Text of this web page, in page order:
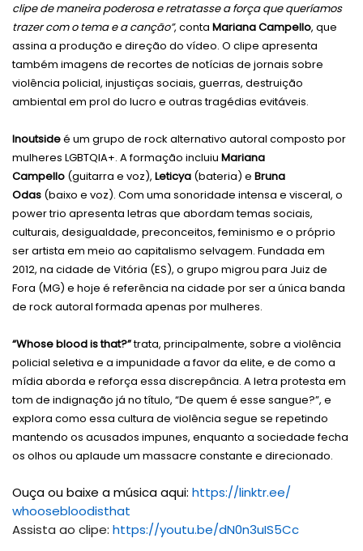
clipe de maneira poderosa e retratasse a força que queríamos
trazer com o tema e a canção”, conta Mariana Campello, que
assina a produção e direção do vídeo. O clipe apresenta
também imagens de recortes de notícias de jornais sobre
violência policial, injustiças sociais, guerras, destruição
ambiental em prol do lucro e outras tragédias evitáveis.
Inoutsideé um grupo de rock alternativo autoral composto por
mulheres LGBTQIA+. A formação incluiu Mariana
Campello (guitarra e voz), Leticya (bateria) e Bruna
Odas (baixo e voz). Com uma sonoridade intensa e visceral, o
power trio apresenta letras que abordam temas sociais,
culturais, desigualdade, preconceitos, feminismo e o próprio
ser artista em meio ao capitalismo selvagem. Fundada em
2012, na cidade de Vitória (ES), o grupo migrou para Juiz de
Fora (MG) e hoje é referência na cidade por ser a única banda
de rock autoral formada apenas por mulheres.
“Whose blood is that?”trata, principalmente, sobre a violência
policial seletiva e a impunidade a favor da elite, e de como a
mídia aborda e reforça essa discrepância. A letra protesta em
tom de indignação já no título, “De quem é esse sangue?”, e
explora como essa cultura de violência segue se repetindo
mantendo os acusados impunes, enquanto a sociedade fecha
os olhos ou aplaude um massacre constante e direcionado.
Ouça ou baixe a música aqui: https://linktr.ee/
whoosebloodisthat
Assista ao clipe: https://youtu.be/dN0n3uIS5Cc